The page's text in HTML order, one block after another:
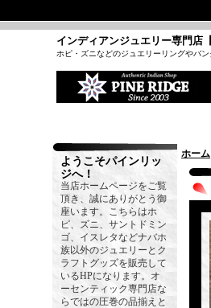
インディアンジュエリー専門店
ホピ・ズニなどのジュエリーリングやバ
ようこそパインリッ
ジへ！
当店ホームページをご覧
頂き、誠にありがとう御
座います。こちらはホ
ピ、ズニ、サントドミン
ゴ、イスレタなどナバホ
族以外のジュエリーとク
ラフトグッズを販売して
いるHPになります。オ
ーセンティック専門店な
らではの圧巻の品揃えと
ホーム